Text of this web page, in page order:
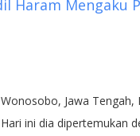
Haram Mengaku
Jawa
ini dia dipertemukan